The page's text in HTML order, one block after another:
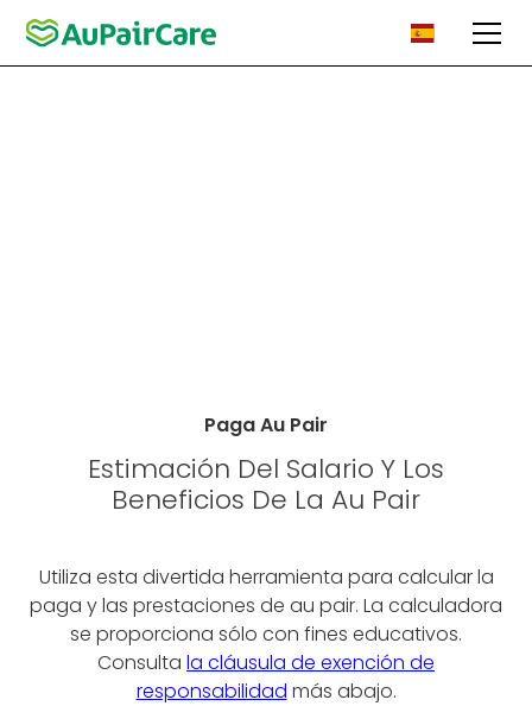
Paga Au Pair
Estimación Del Salario Y Los
Beneficios De La Au Pair
Utiliza esta divertida herramienta para calcular la
paga y las prestaciones de au pair. La calculadora
se proporciona sólo con fines educativos.
Consulta la cláusula de exención de
responsabilidad más abajo.